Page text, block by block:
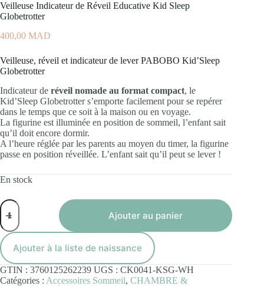
Veilleuse Indicateur de Réveil Educative Kid Sleep
Globetrotter
400,00 MAD
Veilleuse, réveil et indicateur de lever PABOBO Kid’Sleep
Globetrotter
Indicateur de réveil nomade au format compact, le
Kid’Sleep Globetrotter s’emporte facilement pour se repérer
dans le temps que ce soit à la maison ou en voyage.
La figurine est illuminée en position de sommeil, l’enfant sait
qu’il doit encore dormir.
A l’heure réglée par les parents au moyen du timer, la figurine
passe en position réveillée. L’enfant sait qu’il peut se lever !
En stock
quantité
de
Veilleuse
Indicateur
de
Réveil
Educative
Kid
Sleep
Ajouter au panier
Ajouter à la liste de naissance
GTIN : 3760125262239 UGS : CK0041-KSG-WH
Catégories : Accessoires Sommeil, CHAMBRE &